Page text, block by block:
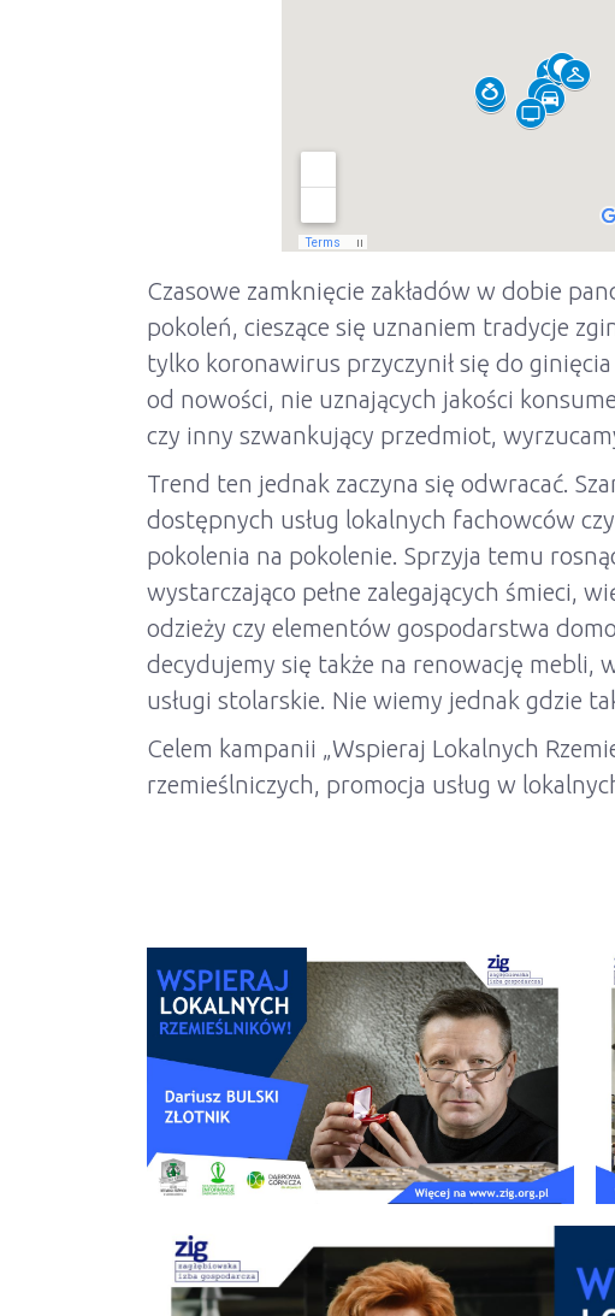
Czasowe zamknięcie zakładów w dobie
pokoleń, cieszące się uznaniem tradycje
tylko koronawirus przyczynił się do
od nowości, nie uznających jakości
czy inny szwankujący przedmiot,
Trend ten jednak zaczyna się odwracać.
dostępnych usług lokalnych fachowców
pokolenia na pokolenie. Sprzyja temu
wystarczająco pełne zalegających śmieci,
odzieży czy elementów gospodarstwa
decydujemy się także na renowację mebli,
usługi stolarskie. Nie wiemy jednak gdzie
Celem kampanii „Wspieraj Lokalnych
rzemieślniczych, promocja usług w